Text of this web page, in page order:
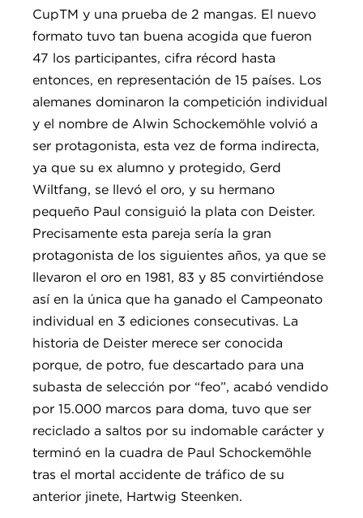
CupTM y una prueba de 2 mangas. El nuevo
formato tuvo tan buena acogida que fueron
47 los participantes, cifra récord hasta
entonces, en representación de 15 países. Los
alemanes dominaron la competición individual
y el nombre de Alwin Schockemöhle volvió a
ser protagonista, esta vez de forma indirecta,
ya que su ex alumno y protegido, Gerd
Wiltfang, se llevó el oro, y su hermano
pequeño Paul consiguió la plata con Deister.
Precisamente esta pareja sería la gran
protagonista de los siguientes años, ya que se
llevaron el oro en 1981, 83 y 85 convirtiéndose
así en la única que ha ganado el Campeonato
individual en 3 ediciones consecutivas. La
historia de Deister merece ser conocida
porque, de potro, fue descartado para una
subasta de selección por “feo”, acabó vendido
por 15.000 marcos para doma, tuvo que ser
reciclado a saltos por su indomable carácter y
terminó en la cuadra de Paul Schockemöhle
tras el mortal accidente de tráfico de su
anterior jinete, Hartwig Steenken.